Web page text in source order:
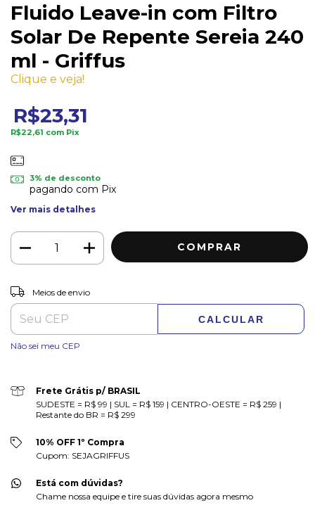
Fluido Leave-in com Filtro
Solar De Repente Sereia 240
ml - Griffus
Clique e veja!
R$23,31
R$22,61 com Pix
3% de desconto
pagando com Pix
Ver mais detalhes
Entregas para o CEP:
Meios de envio
CALCULAR
Não sei meu CEP
Frete Grátis p/ BRASIL
SUDESTE = R$ 99 | SUL = R$ 159 | CENTRO-OESTE = R$ 259 |
Restante do BR = R$ 299
10% OFF 1º Compra
Cupom: SEJAGRIFFUS
Está com dúvidas?
Chame nossa equipe e tire suas dúvidas agora mesmo